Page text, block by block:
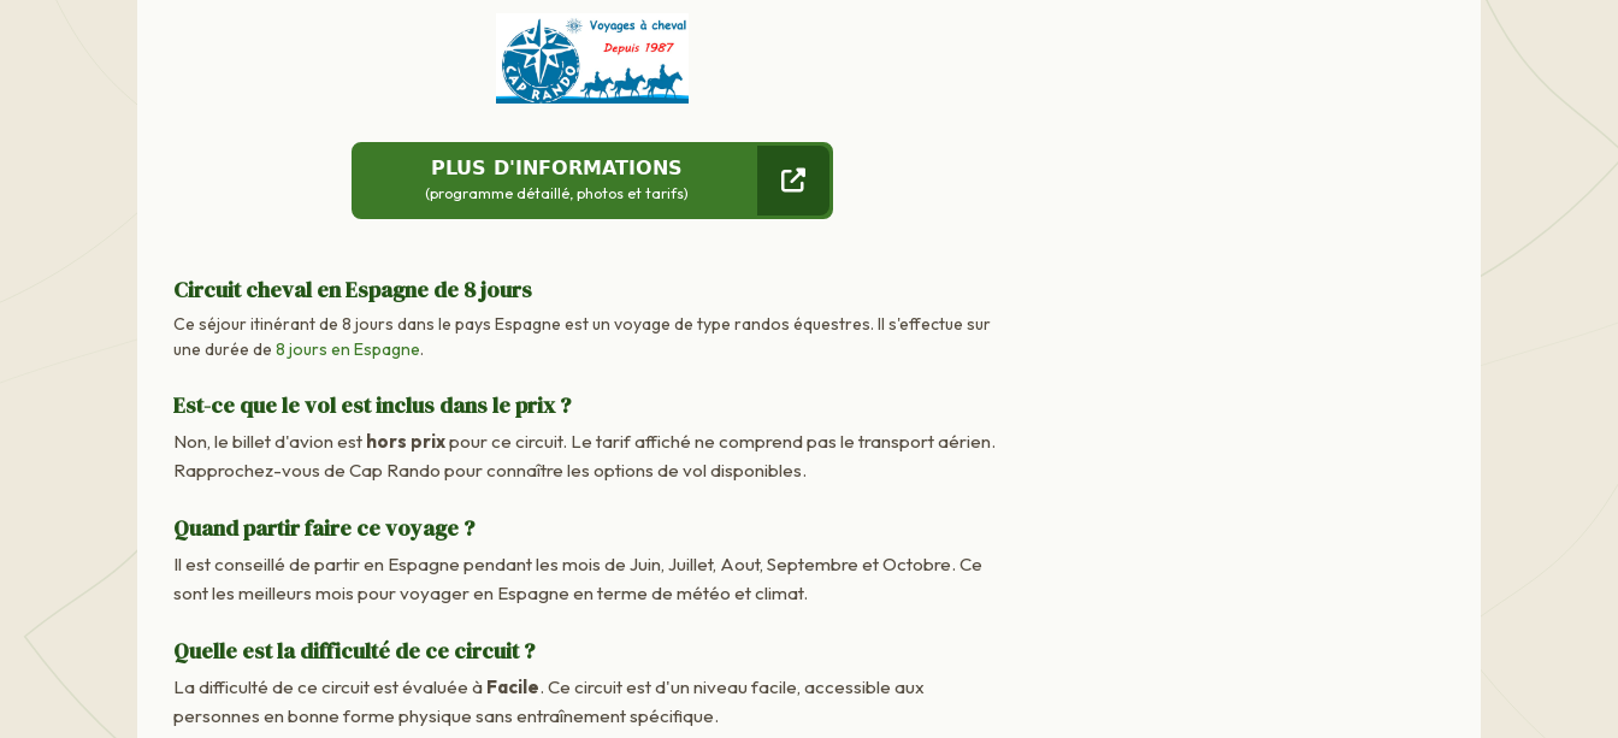
PLUS D'INFORMATIONS
(programme détaillé, photos et tarifs)
Circuit cheval en Espagne de 8 jours
Ce séjour itinérant de 8 jours dans le pays Espagne est un voyage de type randos équestres. Il s'effectue sur
une durée de 8 jours en Espagne.
Est-ce que le vol est inclus dans le prix ?
Non, le billet d'avion est hors prixpour ce circuit. Le tarif affiché ne comprend pas le transport aérien.
Rapprochez-vous de Cap Rando pour connaître les options de vol disponibles.
Quand partir faire ce voyage ?
Il est conseillé de partir en Espagne pendant les mois de Juin, Juillet, Aout, Septembre et Octobre. Ce
sont les meilleurs mois pour voyager en Espagne en terme de météo et climat.
Quelle est la difficulté de ce circuit ?
La difficulté de ce circuit est évaluée à Facile. Ce circuit est d'un niveau facile, accessible aux
personnes en bonne forme physique sans entraînement spécifique.